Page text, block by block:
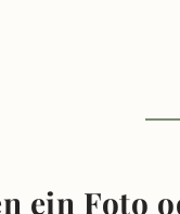
ein Foto